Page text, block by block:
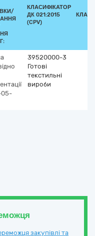
КЛАСИФІКАТОР
ДК 021:2015
(CPV)
05-
39520000-3
Готові
текстильні
вироби
закупівлі та